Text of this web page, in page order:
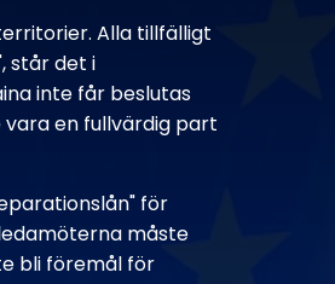
Alla tillfälligt
står det i
inte får beslutas
vara en fullvärdig part
för
måste
bli föremål för